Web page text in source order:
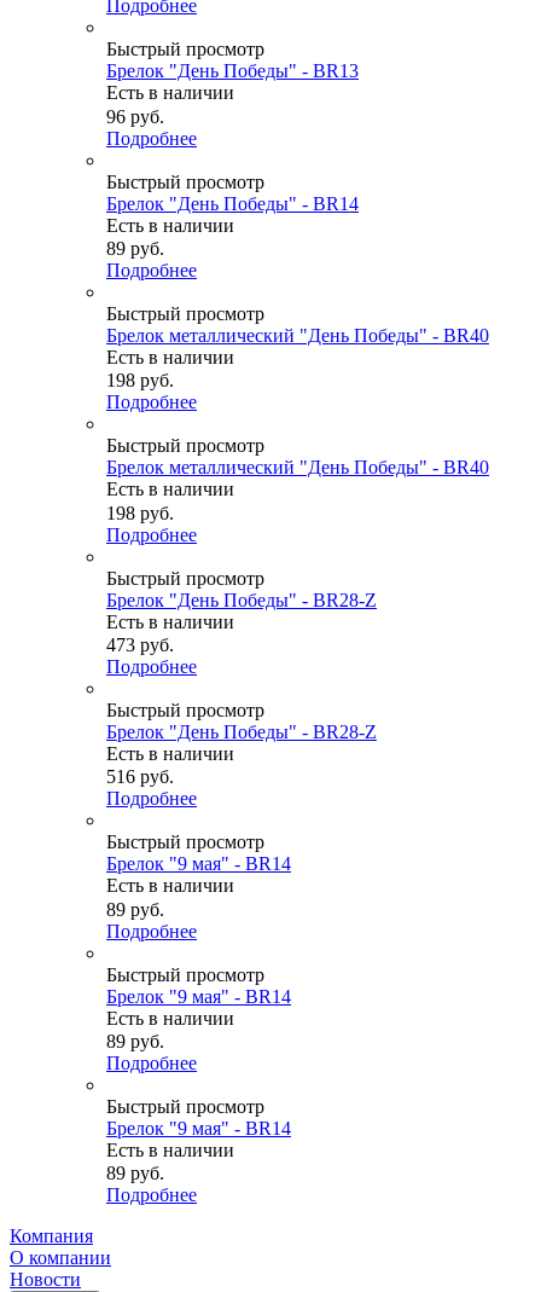
Подробнее
Быстрый просмотр
Брелок "День Победы" - BR13
Есть в наличии
96 руб.
Подробнее
Быстрый просмотр
Брелок "День Победы" - BR14
Есть в наличии
89 руб.
Подробнее
Быстрый просмотр
Брелок металлический "День Победы" - BR40
Есть в наличии
198 руб.
Подробнее
Быстрый просмотр
Брелок металлический "День Победы" - BR40
Есть в наличии
198 руб.
Подробнее
Быстрый просмотр
Брелок "День Победы" - BR28-Z
Есть в наличии
473 руб.
Подробнее
Быстрый просмотр
Брелок "День Победы" - BR28-Z
Есть в наличии
516 руб.
Подробнее
Быстрый просмотр
Брелок "9 мая" - BR14
Есть в наличии
89 руб.
Подробнее
Быстрый просмотр
Брелок "9 мая" - BR14
Есть в наличии
89 руб.
Подробнее
Быстрый просмотр
Брелок "9 мая" - BR14
Есть в наличии
89 руб.
Подробнее
Компания
О компании
Новости